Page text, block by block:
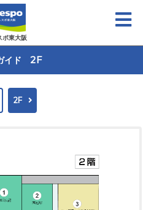
ポ東大阪
イド 2F
2F